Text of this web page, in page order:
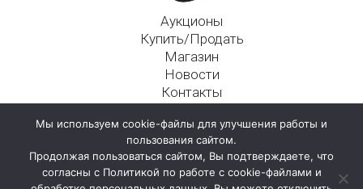
Аукционы
Купить/Продать
Магазин
Новости
Контакты
125009, г. Москва, Никитский пер., д. 4а, стр. 1
Мы используем cookie-файлы для улучшения работы и
пользования сайтом.
Продолжая пользоваться сайтом, Вы подтверждаете, что
согласны с Политикой по работе с cookie-файлами и